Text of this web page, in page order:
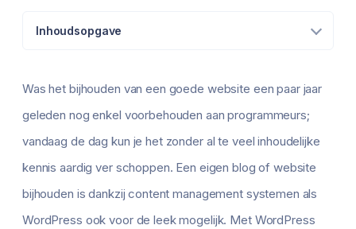
Inhoudsopgave
Was het bijhouden van een goede website een paar jaar
geleden nog enkel voorbehouden aan programmeurs;
vandaag de dag kun je het zonder al te veel inhoudelijke
kennis aardig ver schoppen. Een eigen blog of website
bijhouden is dankzij content management systemen als
WordPress ook voor de leek mogelijk. Met WordPress